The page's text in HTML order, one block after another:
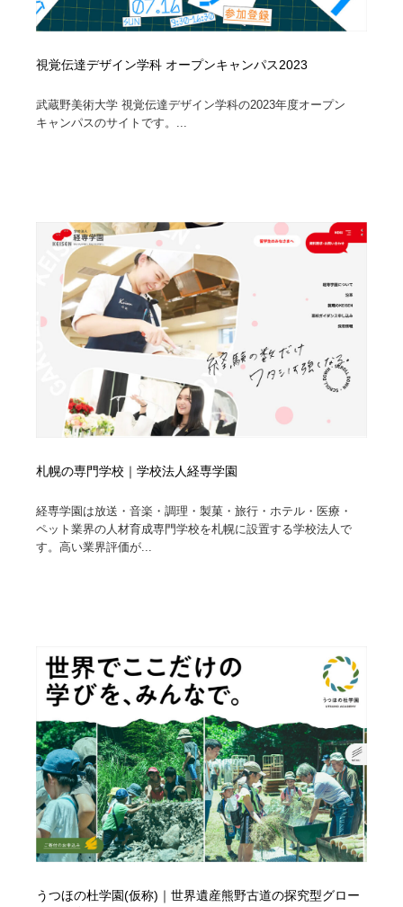
視覚伝達デザイン学科 オープンキャンパス2023
武蔵野美術大学 視覚伝達デザイン学科の2023年度オープン
キャンパスのサイトです。...
札幌の専門学校｜学校法人経専学園
経専学園は放送・音楽・調理・製菓・旅行・ホテル・医療・
ペット業界の人材育成専門学校を札幌に設置する学校法人で
す。高い業界評価が...
うつほの杜学園(仮称)｜世界遺産熊野古道の探究型グロー